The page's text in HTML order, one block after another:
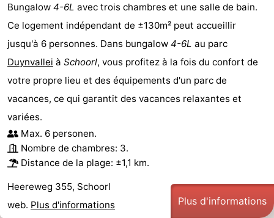
Nature
Hollands
Duin
-
Noordwijk
-
Katwijk
Scheveningen
-
La
Haye
-
Rotterdam
-
Rockanje
Météo
Contact
Bungalow 4-6L avec trois chambres et une salle de bain.
Ce logement indépendant de ±130m² peut accueillir
jusqu'à 6 personnes. Dans bungalow 4-6L au parc
Duynvallei à Schoorl, vous profitez à la fois du confort de
votre propre lieu et des équipements d'un parc de
vacances, ce qui garantit des vacances relaxantes et
variées.
Max. 6 personen.
Nombre de chambres: 3.
Distance de la plage: ±1,1 km.
Heereweg 355, Schoorl
web. Plus d'informations Plus d'informations